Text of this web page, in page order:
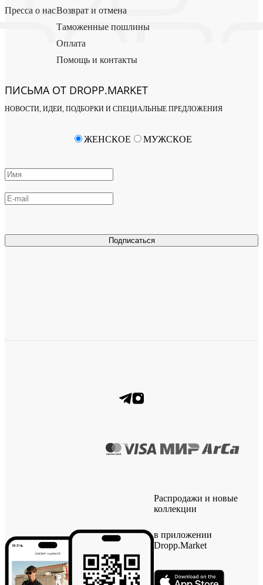
Пресса о насВозврат и отмена
Таможенные пошлины
Оплата
Помощь и контакты
ПИСЬМА ОТ DROPP.MARKET
НОВОСТИ, ИДЕИ, ПОДБОРКИ И СПЕЦИАЛЬНЫЕ ПРЕДЛОЖЕНИЯ
Подписаться
ЖЕНСКОЕ МУЖСКОЕ
Распродажи и новые
коллекции
в приложении
Dropp.Market